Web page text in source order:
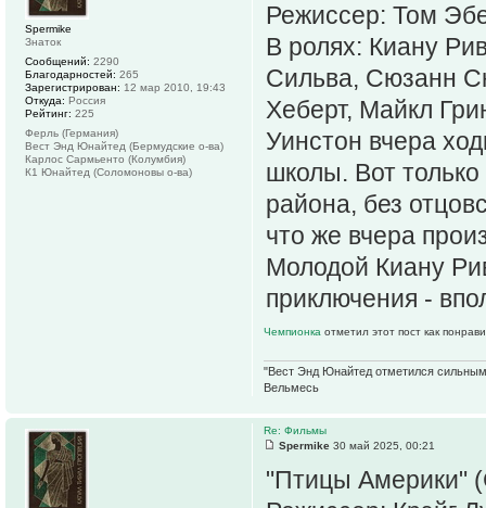
Режиссер: Том
В ролях: Киану
Сильва, Сюзанн
Хеберт, Майкл
Уинстон вчера
школы. Вот только
района, без
что же вчера
Молодой Киану
приключения -
Чемпионка отметил этот пост как
"Вест Энд Юнайтед отметился сильным
Вельмесь
Spermike
Знаток
Сообщений: 2290
Благодарностей: 265
Зарегистрирован: 12 мар 2010, 19:43
Откуда: Россия
Рейтинг: 225
Ферль (Германия)
Вест Энд Юнайтед (Бермудские о-ва)
Карлос Сармьенто (Колумбия)
К1 Юнайтед (Соломоновы о-ва)
Re: Фильмы
Spermike 30 май 2025, 00:21
"Птицы Америки"